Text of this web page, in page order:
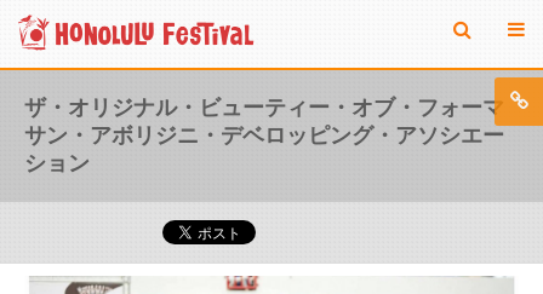
ザ・オリジナル・ビューティー・オブ・フォーマ
サン・アボリジニ・デベロッピング・アソシエー
ション